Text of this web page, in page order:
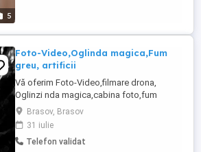
5
Foto-Video,Oglinda magica,Fum
greu, artificii
Vă oferim Foto-Video,filmare drona,
Oglinzi nda magica,cabina foto,fum
greu,artificii pentru deschiderea primului
dans al mirilor.
Brasov, Brasov
31 iulie
Telefon validat